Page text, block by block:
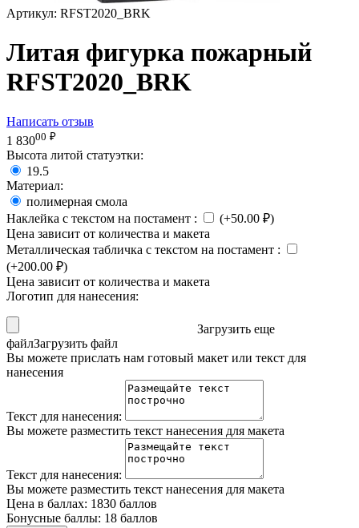
Артикул: RFST2020_BRK
Литая фигурка пожарный
RFST2020_BRK
Написать отзыв
1 83000 ₽
Высота литой статуэтки:
19.5
Материал:
полимерная смола
Наклейка с текстом на постамент : (+50.00 ₽)
Цена зависит от количества и макета
Металлическая табличка с текстом на постамент :
(+200.00 ₽)
Цена зависит от количества и макета
Логотип для нанесения:
Загрузить еще
файлЗагрузить файл
Вы можете прислать нам готовый макет или текст для
нанесения
Текст для нанесения:
Вы можете разместить текст нанесения для макета
Текст для нанесения:
Вы можете разместить текст нанесения для макета
Цена в баллах: 1830 баллов
Бонусные баллы: 18 баллов